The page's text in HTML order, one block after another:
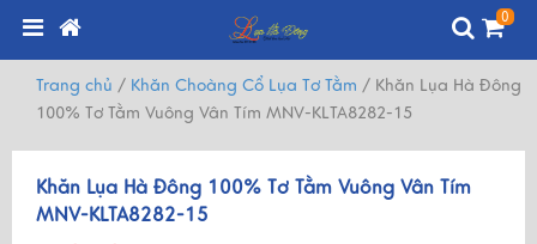
0
Trang chủ / Khăn Choàng Cổ Lụa Tơ Tằm / Khăn Lụa Hà Đông
100% Tơ Tằm Vuông Vân Tím MNV-KLTA8282-15
Khăn Lụa Hà Đông 100% Tơ Tằm Vuông Vân Tím
MNV-KLTA8282-15